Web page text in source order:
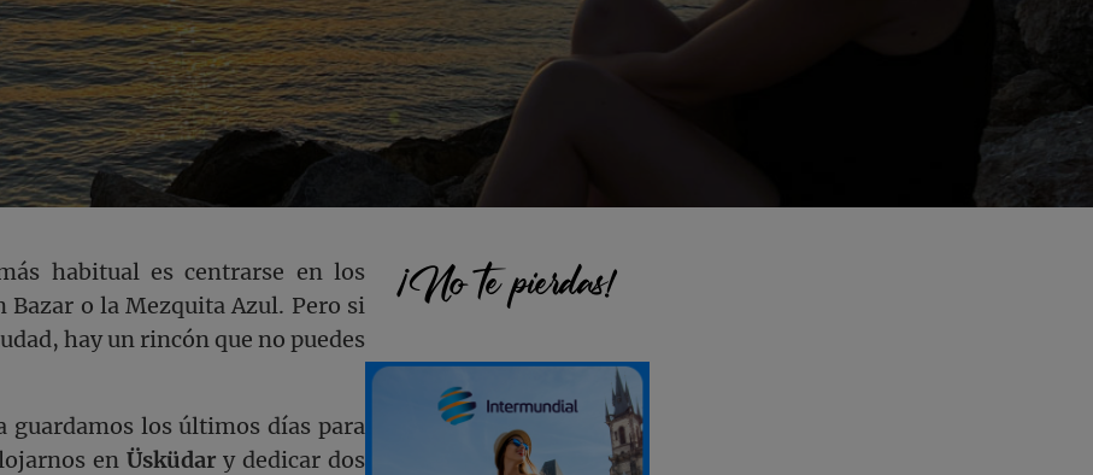
habitual es centrarse en los
Bazar o la Mezquita Azul. Pero si
hay un rincón que no puedes
guardamos los últimos días para
en Üsküdar y dedicar dos
Barra
lateral
principal
¡No te pierdas!